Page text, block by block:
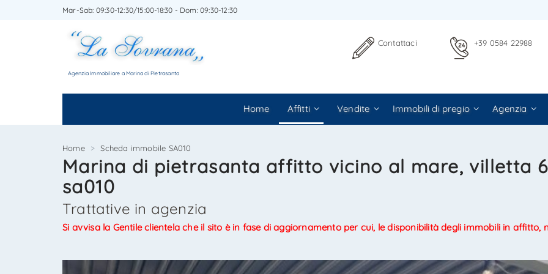
Mar-Sab: 09:30-12:30/15:00-18:30 - Dom: 09:30-12:30
Agenzia Immobiliare a Marina di Pietrasanta
Contattaci +39 0584 22988
Home Affitti Vendite Immobili di pregio Agenzia
Home Scheda immobile SA010
Marina di pietrasanta affitto vicino al mare, villetta
sa010
Trattative in agenzia
Si avvisa la Gentile clientela che il sito è in fase di aggiornamento per cui, le disponibilità degli immobili in affitto,
Agenzia Immobiliare La Sovrana
*Il tuo indirizzo Email
Agenzia Immobiliare La Sovrana
*Il tuo nome